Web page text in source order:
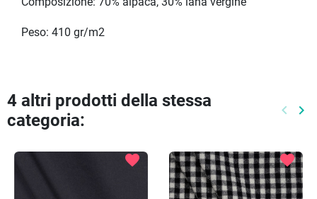
Peso: 410 gr/m2
4 altri prodotti della stessa
categoria:
keyboard_arrow_left keyboard_arrow_right
favorite favorite